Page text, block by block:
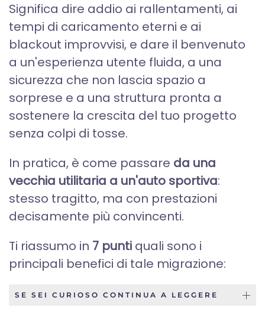
Significa dire addio ai rallentamenti, ai
tempi di caricamento eterni e ai
blackout improvvisi, e dare il benvenuto
a un'esperienza utente fluida, a una
sicurezza che non lascia spazio a
sorprese e a una struttura pronta a
sostenere la crescita del tuo progetto
senza colpi di tosse.
In pratica, è come passare da una
vecchia utilitaria a un'auto sportiva:
stesso tragitto, ma con prestazioni
decisamente più convincenti.
Ti riassumo in 7 punti quali sono i
principali benefici di tale migrazione:
SE SEI CURIOSO CONTINUA A LEGGERE